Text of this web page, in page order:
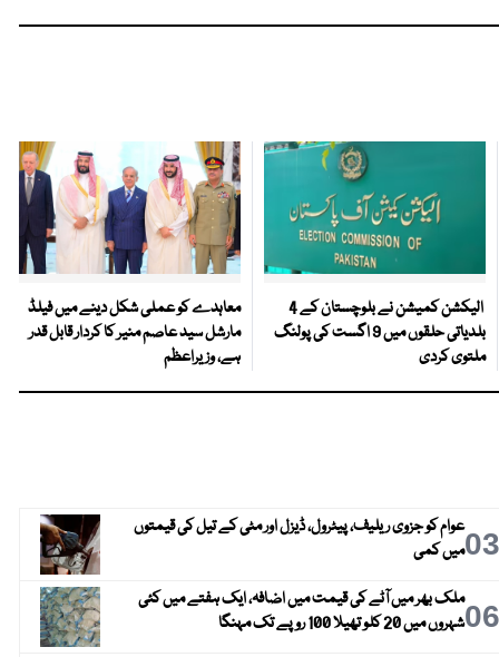
الیکشن کمیشن نے بلوچستان کے 4
بلدیاتی حلقوں میں 9 اگست کی پولنگ
ملتوی کردی
معاہدے کو عملی شکل دینے میں فیلڈ
مارشل سید عاصم منیر کا کردار قابل قدر
ہے، وزیراعظم
03عوام کو جزوی ریلیف، پیٹرول، ڈیزل اور مٹی کے تیل کی قیمتوں
میں کمی
06ملک بھر میں آٹے کی قیمت میں اضافہ، ایک ہفتے میں کئی
شہروں میں 20 کلو تھیلا 100 روپے تک مہنگا